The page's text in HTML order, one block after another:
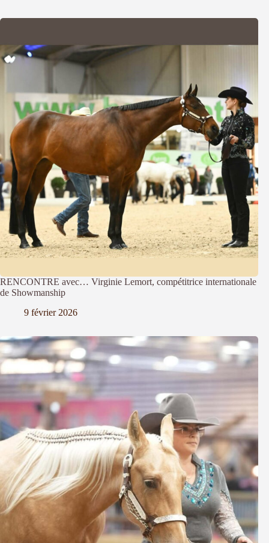
RENCONTRE avec… Virginie Lemort, compétitrice internationale
de Showmanship
9 février 2026